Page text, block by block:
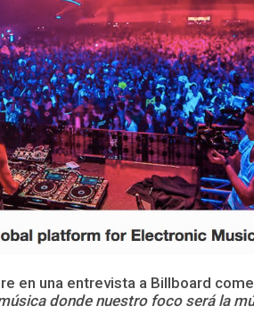
en una entrevista a Billboard
donde nuestro foco será la